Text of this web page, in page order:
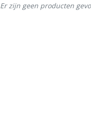
Er zijn geen producten